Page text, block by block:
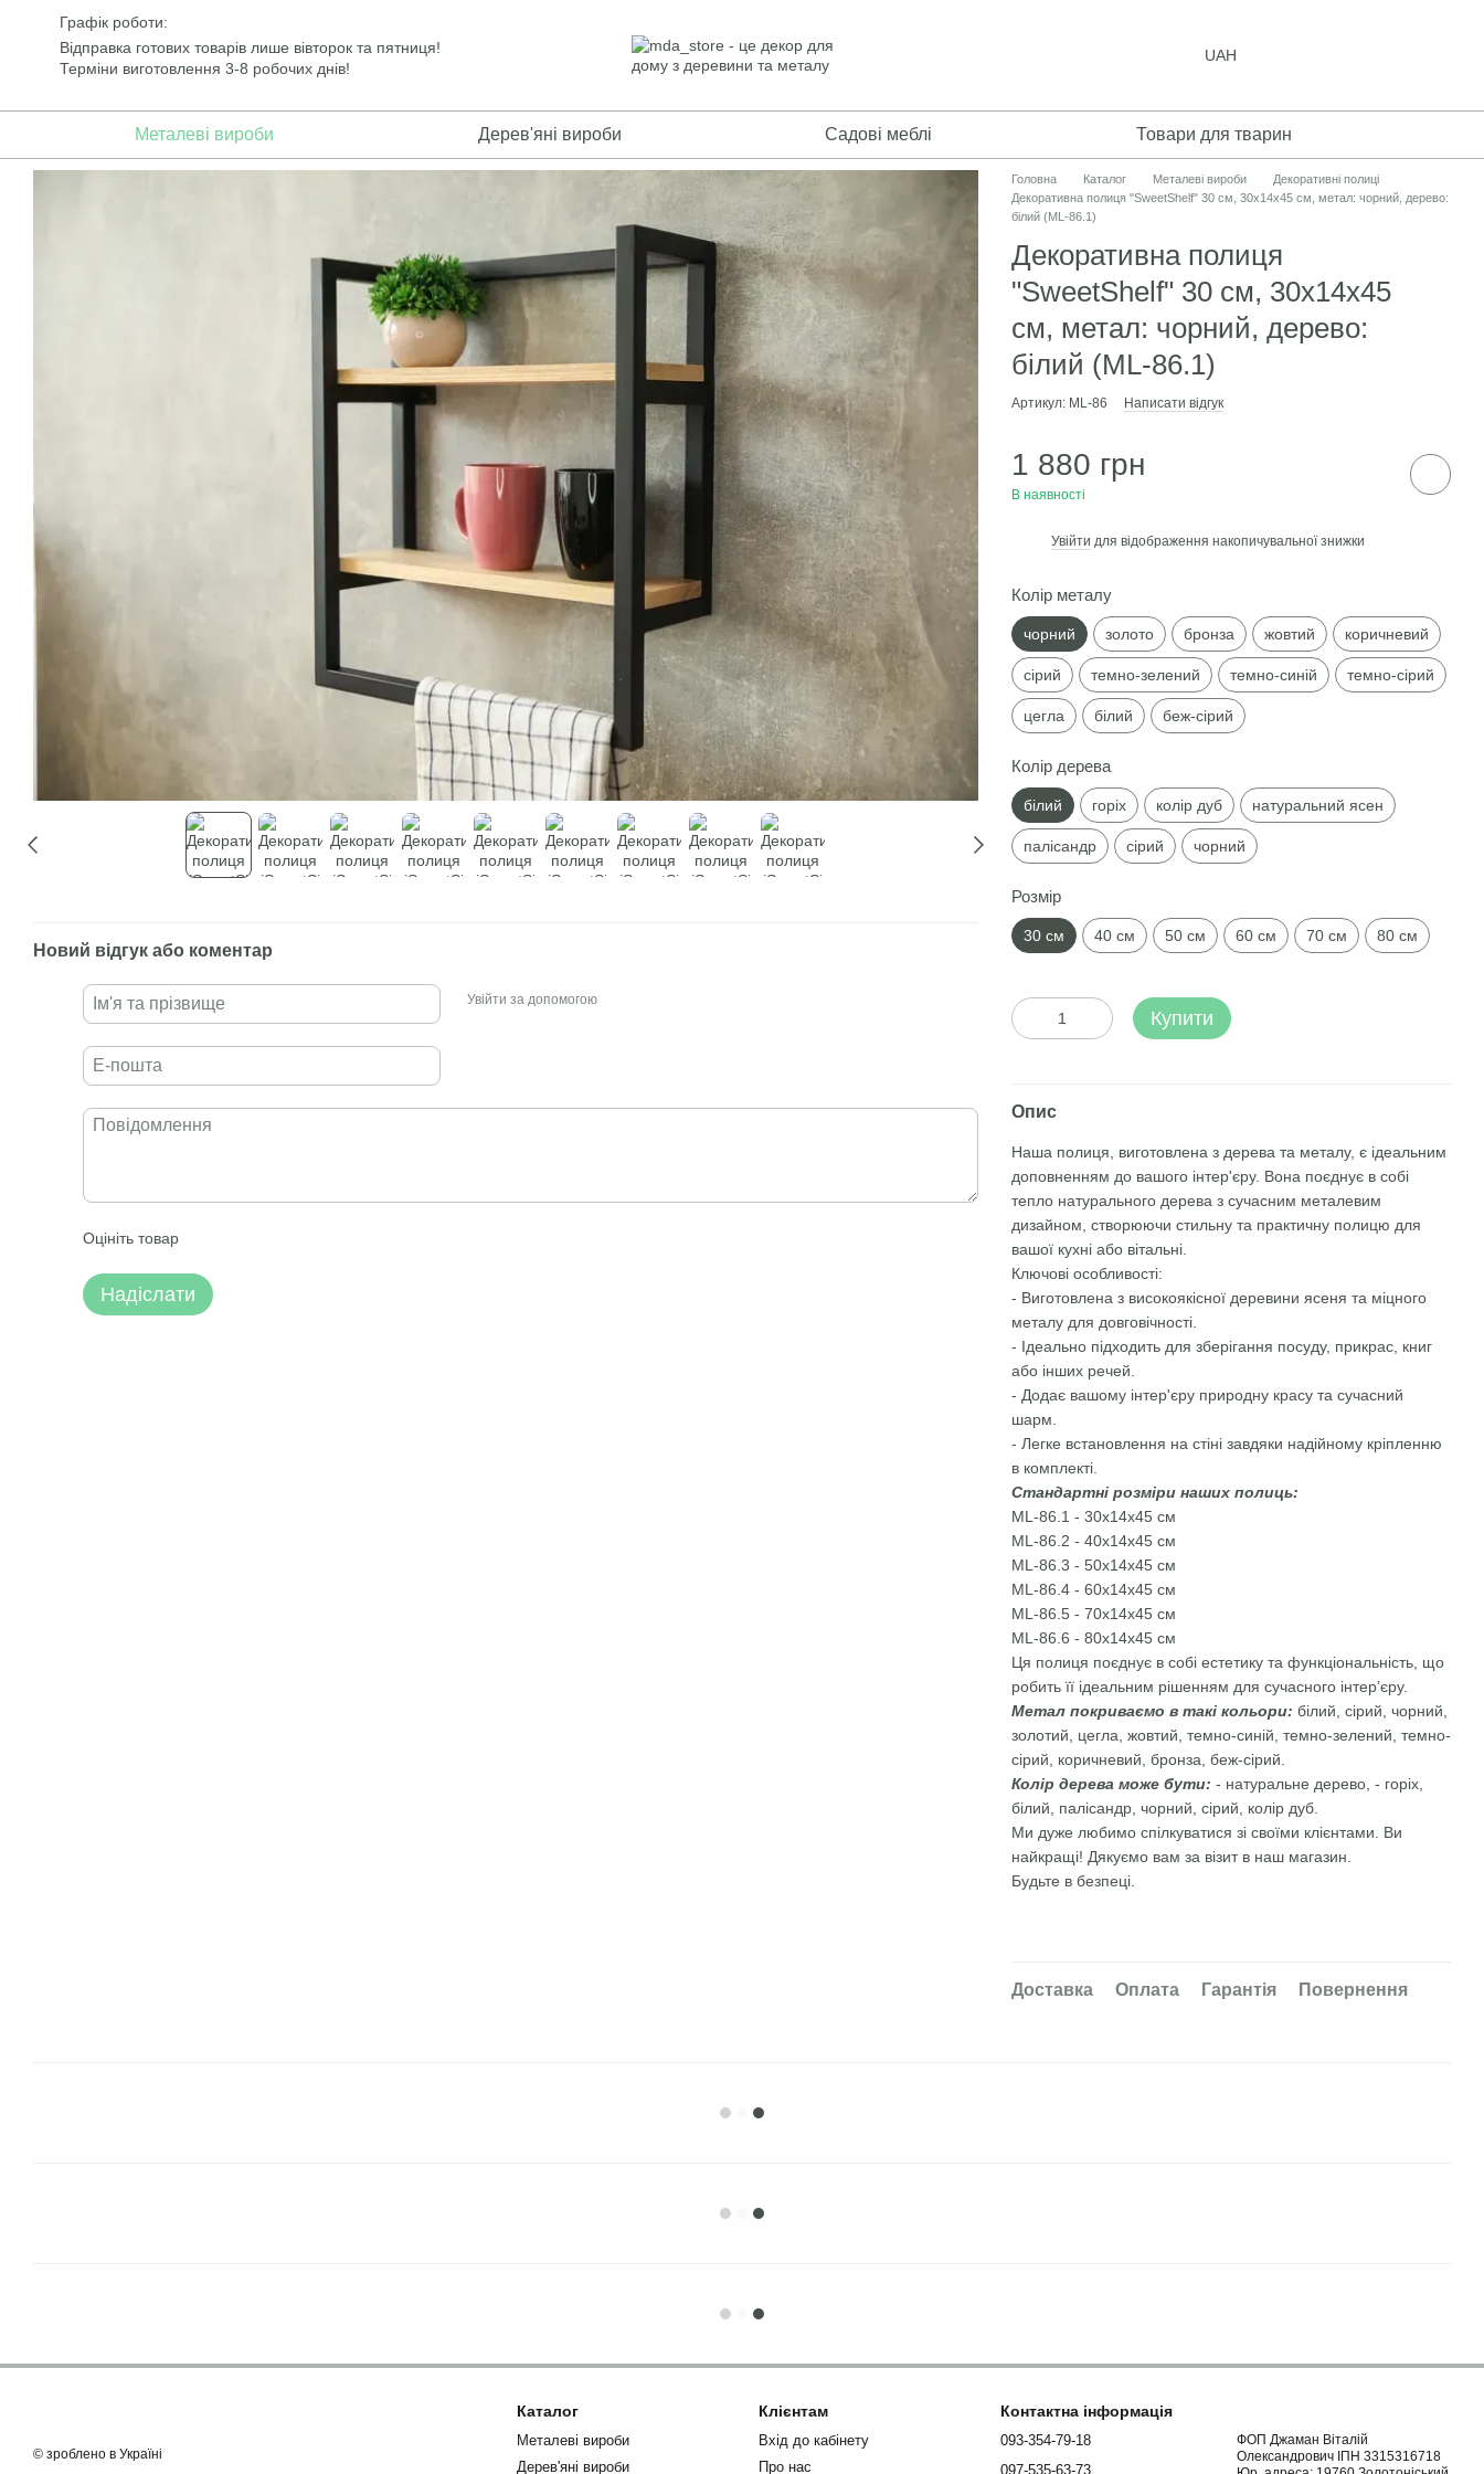
Перейти до основного контенту
Графік роботи:
Відправка готових товарів лише вівторок та пятниця!
Терміни виготовлення 3-8 робочих днів!
UAH
Металеві вироби Дерев'яні вироби Садові меблі Товари для тварин
Головна Каталог Металеві вироби
Декоративні полиці
Декоративна полиця "SweetShelf" 30 см, 30х14х45 см, метал: чорний, дерево:
білий (ML-86.1)
Декоративна полиця
"SweetShelf" 30 см, 30х14х45
см, метал: чорний, дерево:
білий (ML-86.1)
Артикул: ML-86 Написати відгук
1 880 грн
В наявності
Увійти для відображення накопичувальної знижки
Колір металу
чорний золото бронза жовтий коричневий
сірий темно-зелений темно-синій темно-сірий
цегла білий беж-сірий
Колір дерева
білий горіх колір дуб натуральний ясен
палісандр сірий чорний
Розмір
30 см 40 см 50 см 60 см 70 см 80 см
Купити
Опис
Наша полиця, виготовлена з дерева та металу, є ідеальним
доповненням до вашого інтер'єру. Вона поєднує в собі
тепло натурального дерева з сучасним металевим
дизайном, створюючи стильну та практичну полицю для
вашої кухні або вітальні.
Ключові особливості:
- Виготовлена з високоякісної деревини ясеня та міцного
металу для довговічності.
- Ідеально підходить для зберігання посуду, прикрас, книг
або інших речей.
- Додає вашому інтер'єру природну красу та сучасний
шарм.
- Легке встановлення на стіні завдяки надійному кріпленню
в комплекті.
Стандартні розміри наших полиць:
ML-86.1 - 30х14х45 см
ML-86.2 - 40х14х45 см
ML-86.3 - 50х14х45 см
ML-86.4 - 60х14х45 см
ML-86.5 - 70х14х45 см
ML-86.6 - 80х14х45 см
Ця полиця поєднує в собі естетику та функціональність, що
робить її ідеальним рішенням для сучасного інтер’єру.
Метал покриваємо в такі кольори: білий, сірий, чорний,
золотий, цегла, жовтий, темно-синій, темно-зелений, темно-
сірий, коричневий, бронза, беж-сірий.
Колір дерева може бути: - натуральне дерево, - горіх,
білий, палісандр, чорний, сірий, колір дуб.
Ми дуже любимо спілкуватися зі своїми клієнтами. Ви
найкращі! Дякуємо вам за візит в наш магазин.
Будьте в безпеці.
Доставка Оплата Гарантія Повернення
Новий відгук або коментар
Увійти за допомогою
Оцініть товар
Надіслати
© зроблено в Україні
Каталог
Металеві вироби
Дерев'яні вироби
Клієнтам
Вхід до кабінету
Про нас
Контактна інформація
093-354-79-18
097-535-63-73
ФОП Джаман Віталій
Олександрович ІПН 3315316718